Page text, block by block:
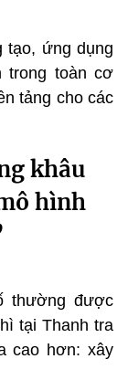
tạo, ứng dụng
trong toàn cơ
tảng cho các
khâu
hình
thường được
tại Thanh tra
cao hơn: xây